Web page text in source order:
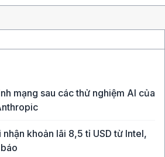
mạng sau các thử nghiệm AI của
khoản lãi 8,5 tỉ USD từ Intel,